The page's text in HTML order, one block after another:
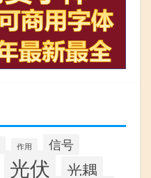
作用 信号
光伏
光耦